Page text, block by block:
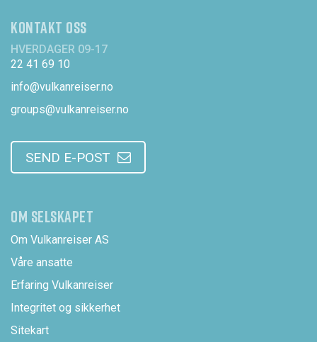
KONTAKT OSS
HVERDAGER 09-17
22 41 69 10
info@vulkanreiser.no
groups@vulkanreiser.no
SEND E-POST
OM SELSKAPET
Om Vulkanreiser AS
Våre ansatte
Erfaring Vulkanreiser
Integritet og sikkerhet
Sitekart